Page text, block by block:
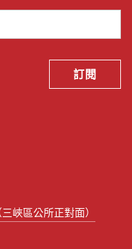
峽區公所正對面）